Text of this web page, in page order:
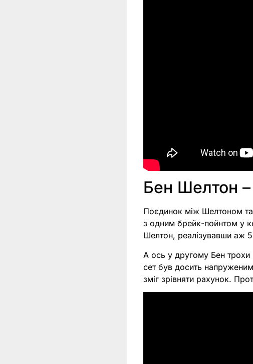
Бен Шелтон –
Поєдинок між Шелтоном
з одним брейк-пойнтом у
Шелтон, реалізувавши аж
А ось у другому Бен трохи
сет був досить
зміг зрівняти рахунок.